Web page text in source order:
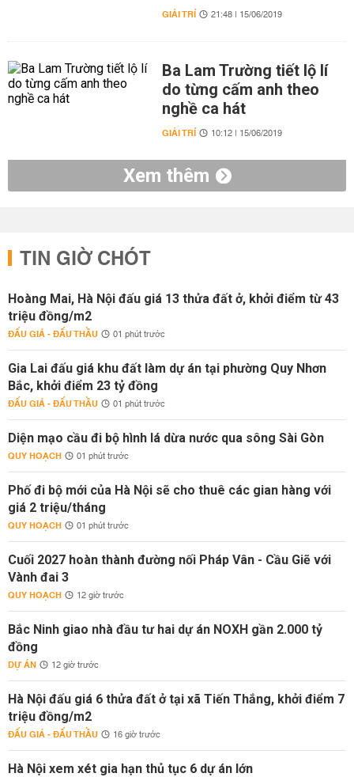
GIẢI TRÍ 21:48 | 15/06/2019
Ba Lam Trường tiết lộ lí
do từng cấm anh theo
nghề ca hát
GIẢI TRÍ 10:12 | 15/06/2019
Xem thêm
TIN GIỜ CHÓT
Hoàng Mai, Hà Nội đấu giá 13 thửa đất ở, khởi điểm từ 43
triệu đồng/m2
ĐẤU GIÁ - ĐẤU THẦU 01 phút trước
Gia Lai đấu giá khu đất làm dự án tại phường Quy Nhơn
Bắc, khởi điểm 23 tỷ đồng
ĐẤU GIÁ - ĐẤU THẦU 01 phút trước
Diện mạo cầu đi bộ hình lá dừa nước qua sông Sài Gòn
QUY HOẠCH 01 phút trước
Phố đi bộ mới của Hà Nội sẽ cho thuê các gian hàng với
giá 2 triệu/tháng
QUY HOẠCH 01 phút trước
Cuối 2027 hoàn thành đường nối Pháp Vân - Cầu Giẽ với
Vành đai 3
QUY HOẠCH 12 giờ trước
Bắc Ninh giao nhà đầu tư hai dự án NOXH gần 2.000 tỷ
đồng
DỰ ÁN 12 giờ trước
Hà Nội đấu giá 6 thửa đất ở tại xã Tiến Thắng, khởi điểm 7
triệu đồng/m2
ĐẤU GIÁ - ĐẤU THẦU 16 giờ trước
Hà Nội xem xét gia hạn thủ tục 6 dự án lớn